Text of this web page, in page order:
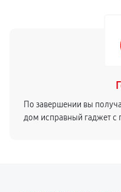
По завершении вы
дом исправный гаджет с